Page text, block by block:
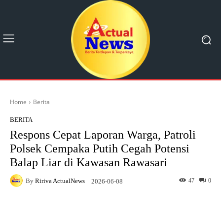
Home Berita
BERITA
Respons Cepat Laporan Warga, Patroli
Polsek Cempaka Putih Cegah Potensi
Balap Liar di Kawasan Rawasari
By Ririva ActualNews 2026-06-08 0
47